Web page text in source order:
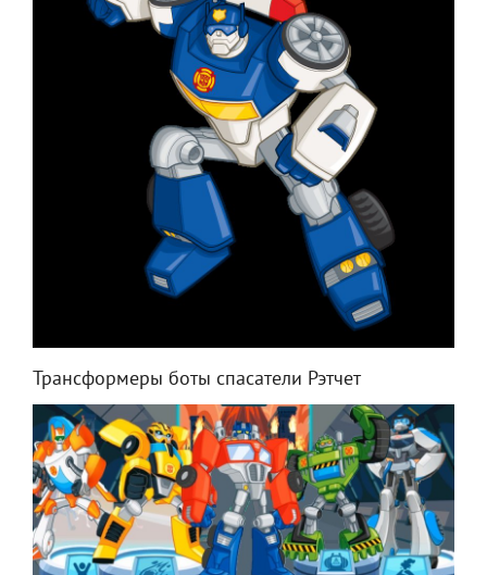
Трансформеры боты спасатели Рэтчет